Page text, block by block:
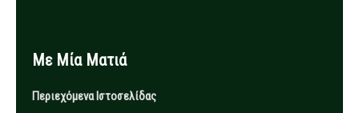
Με Μία Ματιά
Περιεχόμενα Ιστοσελίδας